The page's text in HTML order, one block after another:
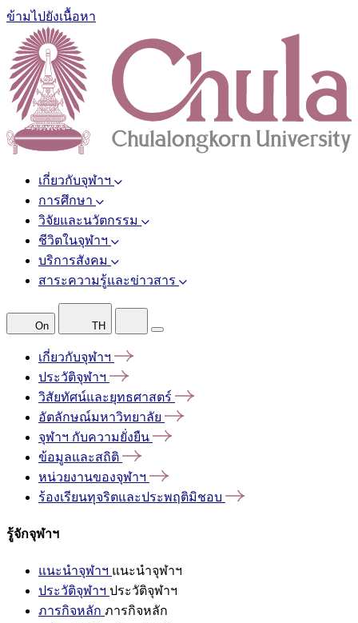
ข้ามไปยังเนื้อหา
เกี่ยวกับจุฬาฯ
การศึกษา
วิจัยและนวัตกรรม
ชีวิตในจุฬาฯ
บริการสังคม
สาระความรู้และข่าวสาร
On TH
เกี่ยวกับจุฬาฯ
ประวัติจุฬาฯ
วิสัยทัศน์และยุทธศาสตร์
อัตลักษณ์มหาวิทยาลัย
จุฬาฯ กับความยั่งยืน
ข้อมูลและสถิติ
หน่วยงานของจุฬาฯ
ร้องเรียนทุจริตและประพฤติมิชอบ
รู้จักจุฬาฯ
แนะนำจุฬาฯ แนะนำจุฬาฯ
ประวัติจุฬาฯ ประวัติจุฬาฯ
ภารกิจหลัก ภารกิจหลัก